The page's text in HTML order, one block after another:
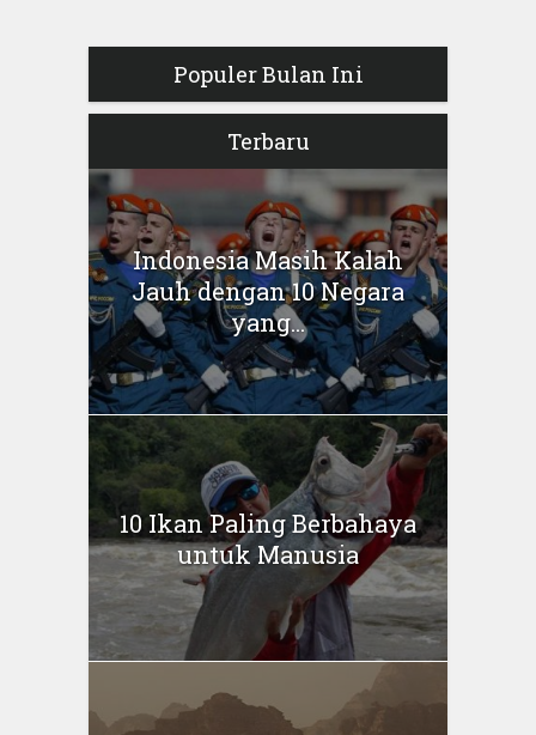
Populer Bulan Ini
Terbaru
Indonesia Masih Kalah
Jauh dengan 10 Negara
yang...
10 Ikan Paling Berbahaya
untuk Manusia